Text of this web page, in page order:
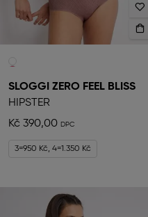
SLOGGI ZERO FEEL BLISS
HIPSTER
Kč 390,00
3=950 Kč, 4=1.350 Kč